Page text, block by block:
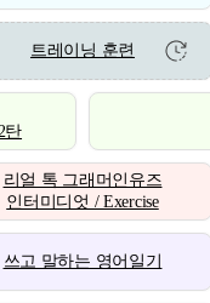
트레이닝 훈련
탄
리얼 톡 그래머인유즈
인터미디엇 / Exercise
쓰고 말하는 영어일기